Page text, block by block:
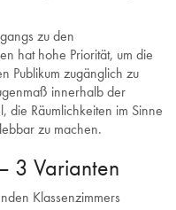
zu den
hat hohe Priorität, um die
Publikum zugänglich zu
innerhalb der
die Räumlichkeiten im Sinne
zu machen.
3 Varianten
Klassenzimmers